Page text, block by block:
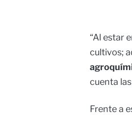
“Al estar
cultivos;
cuenta
Frente a